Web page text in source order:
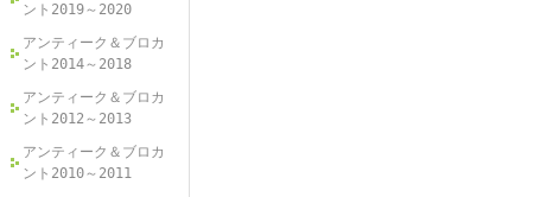
ント2019～2020
アンティーク＆ブロカ
ント2014～2018
アンティーク＆ブロカ
ント2012～2013
アンティーク＆ブロカ
ント2010～2011